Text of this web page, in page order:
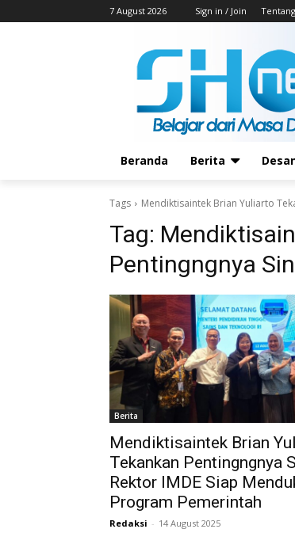
7 August 2026 Sign in / Join
Beranda Berita
Tags Mendiktisaintek Brian Yuliarto
Tag:
Pentingngnya
Berita
Mendiktisaintek Brian
Tekankan Pentingngnya
Rektor IMDE Siap
Program Pemerintah
Redaksi - 14 August 2025